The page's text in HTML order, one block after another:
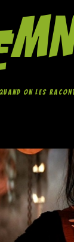
on les